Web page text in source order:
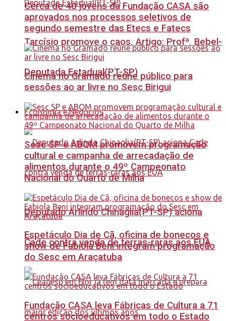
Tarcísio promove o caos. Artigo: Profª. Bebel-
Deputada Estadual(PT-SP)
Economia e Negócios
Deputado Arlindo Chinaglia(PT-SP) aciona
Cade contra venda de terras-raras aos EUA
Cerca de 40 jovens da Fundação CASA são
aprovados nos processos seletivos de
segundo semestre das Etecs e Fatecs
Cinema no Gramado reúne público para
sessões ao ar livre no Sesc Birigui
Sesc SP e ABQM promovem programação
cultural e campanha de arrecadação de
alimentos durante o 49º Campeonato
Nacional do Quarto de Milha
Espetáculo Dia de Cã, oficina de bonecos e
show de Fabiola Beni integram programação
do Sesc em Araçatuba
Fundação CASA leva Fábricas de Cultura a 71
centros socioeducativos em todo o Estado